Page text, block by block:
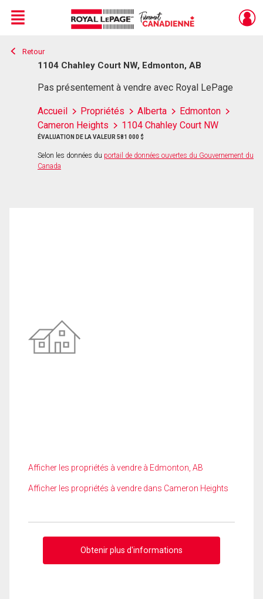
Live
En Direct
Menu
Retour
1104 Chahley Court NW, Edmonton, AB
Pas présentement à vendre avec Royal LePage
Accueil Propriétés Alberta
Edmonton
Cameron Heights
1104 Chahley Court NW
ÉVALUATION DE LA VALEUR 581 000 $
Selon les données du portail de données ouvertes du Gouvernement du
Canada
Afficher les propriétés à vendre à Edmonton, AB
Afficher les propriétés à vendre dans Cameron Heights
Obtenir plus d'informations